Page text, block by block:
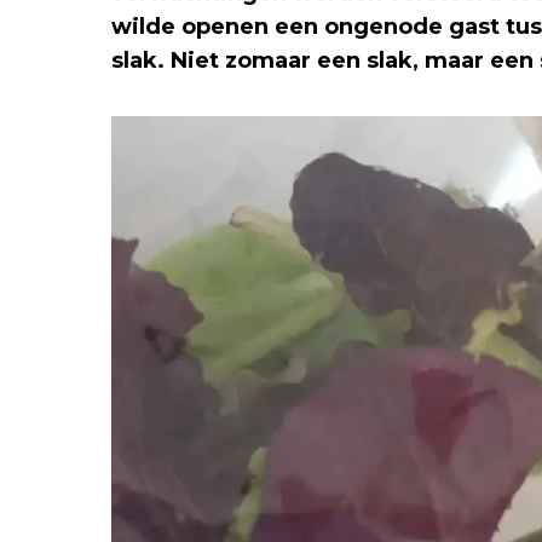
wilde openen een ongenode gast
slak. Niet zomaar een slak, maar